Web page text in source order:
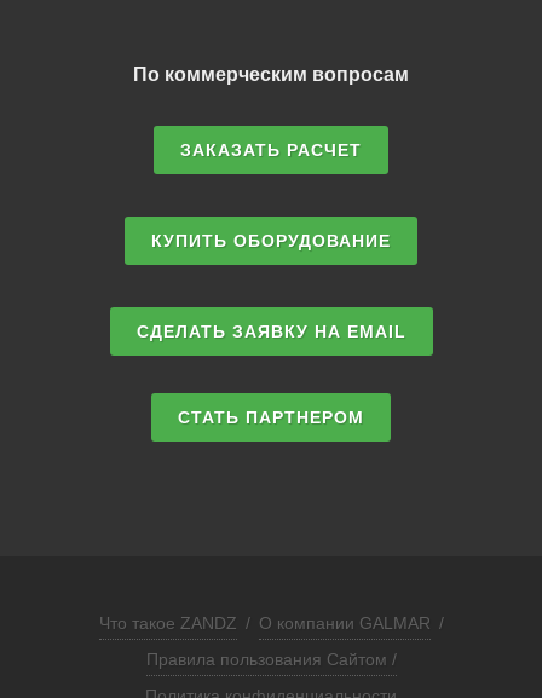
По коммерческим вопросам
ЗАКАЗАТЬ РАСЧЕТ
КУПИТЬ ОБОРУДОВАНИЕ
СДЕЛАТЬ ЗАЯВКУ НА EMAIL
СТАТЬ ПАРТНЕРОМ
Что такое ZANDZ / О компании GALMAR /
Правила пользования Сайтом /